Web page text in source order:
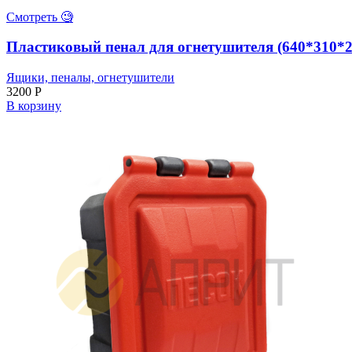
Смотреть 🧐
Пластиковый пенал для огнетушителя
Ящики, пеналы, огнетушители
3200 Р
В корзину